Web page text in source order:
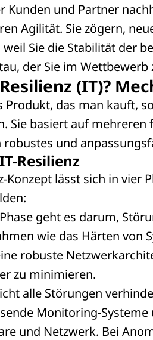
Kunden und Partner
Agilität. Sie zögern,
Sie die Stabilität der
der Sie im
(IT)?
Produkt, das man kauft,
Sie basiert auf
und
Resilienz
Konzept lässt sich in vier
geht es darum,
wie das Härten von
robuste
zu minimieren.
alle Störungen
Monitoring-
und Netzwerk. Bei